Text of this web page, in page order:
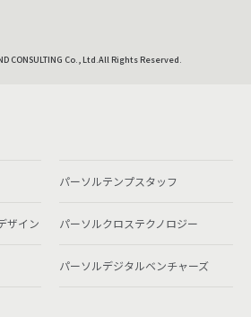
CONSULTING Co., Ltd.All Rights Reserved.
パーソルテンプスタッフ
ザイン パーソルクロステクノロジー
パーソルデジタルベンチャーズ